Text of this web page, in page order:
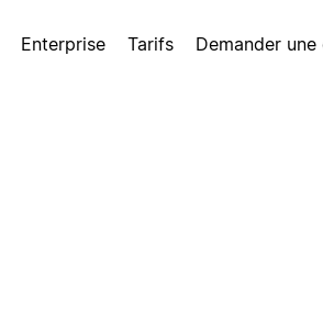
Enterprise Tarifs Demander une